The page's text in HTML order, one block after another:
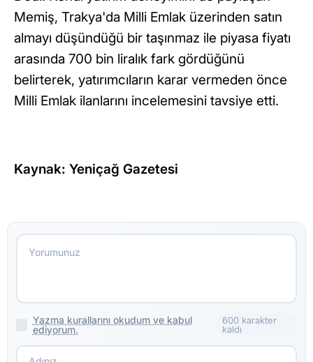
Memiş, Trakya'da Milli Emlak üzerinden satın
almayı düşündüğü bir taşınmaz ile piyasa fiyatı
arasında 700 bin liralık fark gördüğünü
belirterek, yatırımcıların karar vermeden önce
Milli Emlak ilanlarını incelemesini tavsiye etti.
Kaynak: Yeniçağ Gazetesi
Yazma kurallarını okudum ve kabul
ediyorum.
600 karakter
kaldı